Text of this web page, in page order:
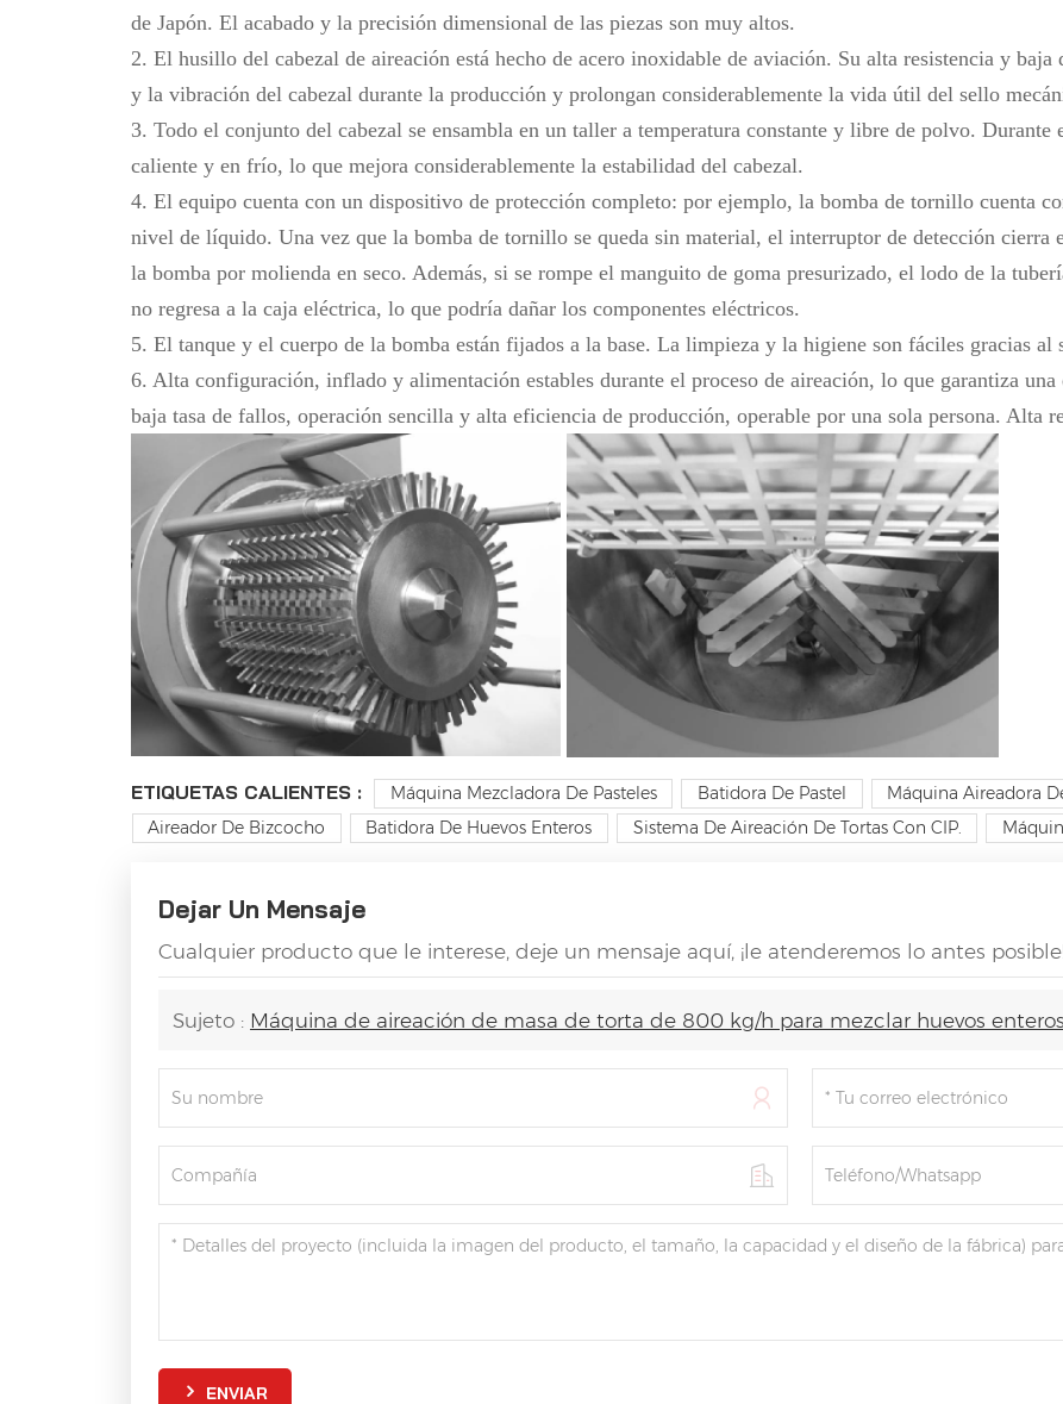
de Japón. El acabado y la precisión dimensional de las piezas son muy altos.
2. El husillo del cabezal de aireación está hecho de acero inoxidable de aviación. Su alta resistencia y
y la vibración del cabezal durante la producción y prolongan considerablemente la vida útil del sello
3. Todo el conjunto del cabezal se ensambla en un taller a temperatura constante y libre de polvo. Durante
caliente y en frío, lo que mejora considerablemente la estabilidad del cabezal.
4. El equipo cuenta con un dispositivo de protección completo: por ejemplo, la bomba de tornillo cuenta
nivel de líquido. Una vez que la bomba de tornillo se queda sin material, el interruptor de detección cierra
la bomba por molienda en seco. Además, si se rompe el manguito de goma presurizado, el lodo de la
no regresa a la caja eléctrica, lo que podría dañar los componentes eléctricos.
5. El tanque y el cuerpo de la bomba están fijados a la base. La limpieza y la higiene son fáciles gracias al
6. Alta configuración, inflado y alimentación estables durante el proceso de aireación, lo que garantiza
baja tasa de fallos, operación sencilla y alta eficiencia de producción, operable por una sola persona. Alta
ETIQUETAS CALIENTES : Máquina Mezcladora De Pasteles Batidora De Pastel Máquina Aireadora
Aireador De Bizcocho
Batidora De Huevos Enteros Sistema De Aireación De Tortas Con CIP.
Dejar Un Mensaje
Cualquier producto que le interese, deje un mensaje aquí, ¡le atenderemos lo antes
Sujeto : Máquina de aireación de masa de torta de 800 kg/h para mezclar huevos enteros
ENVIAR